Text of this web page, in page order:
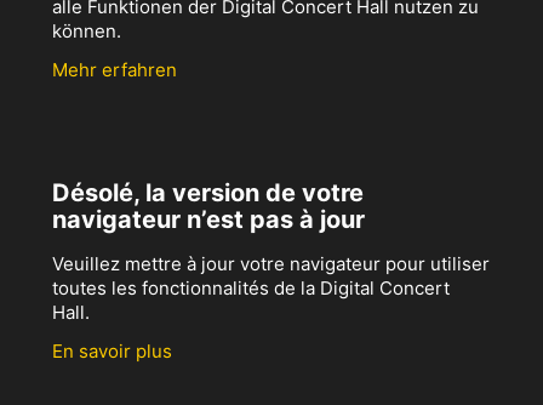
alle Funktionen der Digital Concert Hall nutzen zu
können.
Mehr erfahren
Désolé, la version de votre
navigateur n’est pas à jour
Veuillez mettre à jour votre navigateur pour utiliser
toutes les fonctionnalités de la Digital Concert
Hall.
En savoir plus